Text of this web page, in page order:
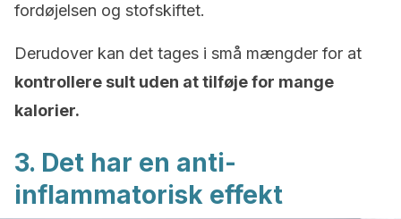
fordøjelsen og stofskiftet.
Derudover kan det tages i små mængder for at
kontrollere sult uden at tilføje for mange
kalorier.
3. Det har en anti-
inflammatorisk effekt